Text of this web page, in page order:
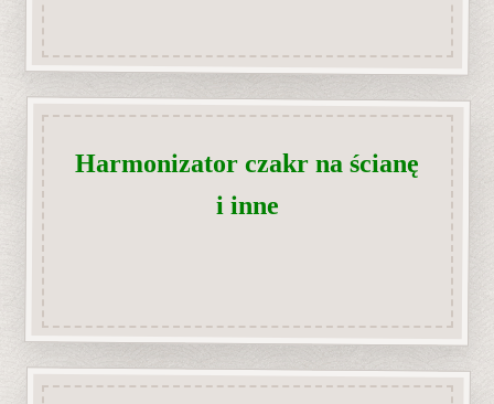
Harmonizator czakr na ścianę
i inne